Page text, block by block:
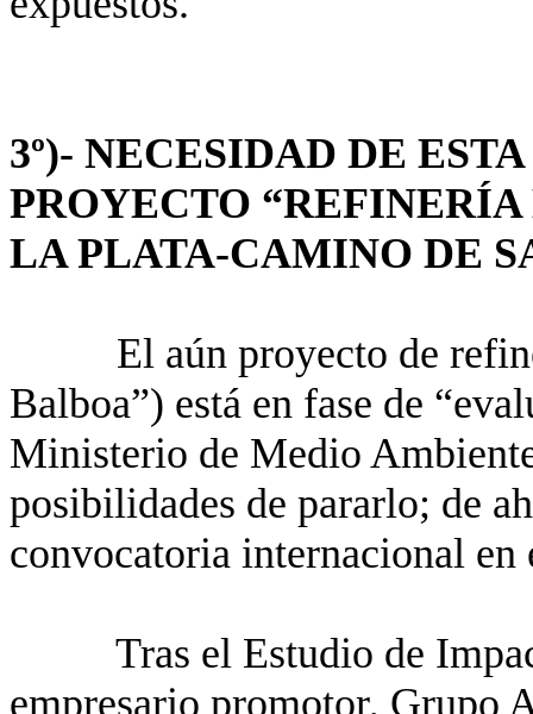
3º)- NECESIDAD DE
PROYECTO
LA PLATA-CAMINO DE
El aún proyecto de
Balboa”) está en fase de
Ministerio de Medio
posibilidades de pararlo; de
convocatoria internacional en
Tras el Estudio de
empresario promotor, Grupo